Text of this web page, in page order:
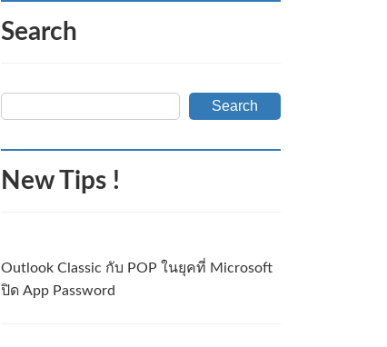
Search
Search
New Tips !
Outlook Classic กับ POP ในยุคที่ Microsoft
ปิด App Password